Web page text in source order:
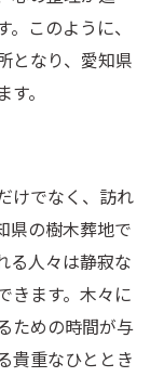
このように、
となり、愛知県
。
けでなく、訪れ
県の樹木葬地で
る人々は静寂な
きます。木々に
ための時間が与
貴重なひととき